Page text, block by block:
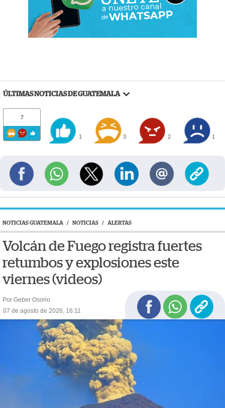
ÚLTIMAS NOTICIAS DE GUATEMALA
7
1 3 2 1
NOTICIAS GUATEMALA / NOTICIAS / ALERTAS
Volcán de Fuego registra fuertes
retumbos y explosiones este
viernes (videos)
Por Geber Osorio
07 de agosto de 2026, 16:11